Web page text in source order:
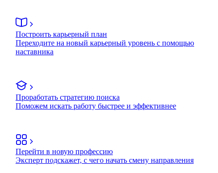
Построить карьерный план
Переходите на новый карьерный уровень с помощью
наставника
Проработать стратегию поиска
Поможем искать работу быстрее и эффективнее
Перейти в новую профессию
Эксперт подскажет, с чего начать смену направления